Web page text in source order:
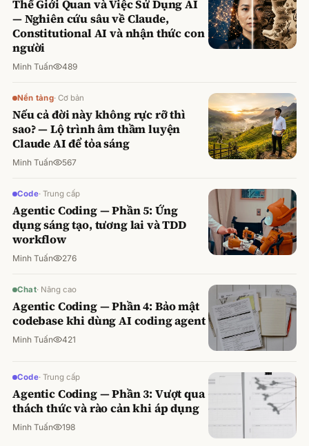
Thế Giới Quan và Việc Sử Dụng AI
— Nghiên cứu sâu về Claude,
Constitutional AI và nhận thức con
người
Minh Tuấn 489
Nền tảng· Cơ bản
Nếu cả đời này không rực rỡ thì
sao? — Lộ trình âm thầm luyện
Claude AI để tỏa sáng
Minh Tuấn 567
Code· Trung cấp
Agentic Coding — Phần 5: Ứng
dụng sáng tạo, tương lai và TDD
workflow
Minh Tuấn 276
Chat· Nâng cao
Agentic Coding — Phần 4: Bảo mật
codebase khi dùng AI coding agent
Minh Tuấn 421
Code· Trung cấp
Agentic Coding — Phần 3: Vượt qua
thách thức và rào cản khi áp dụng
Minh Tuấn 198